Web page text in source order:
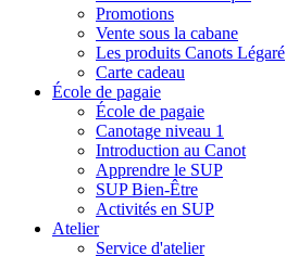
Promotions
Vente sous la cabane
Les produits Canots Légaré
Carte cadeau
École de pagaie
École de pagaie
Canotage niveau 1
Introduction au Canot
Apprendre le SUP
SUP Bien-Être
Activités en SUP
Atelier
Service d'atelier